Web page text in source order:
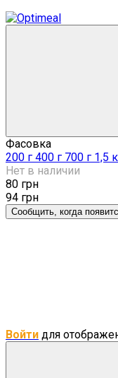
Фасовка
200 г 400 г 700 г 1,5
Нет в наличии
80 грн
94 грн
Сообщить, когда
Войти для